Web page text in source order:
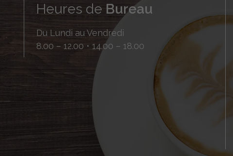
Heures de Bureau
Du Lundi au Vendredi
8.00 – 12.00 • 14.00 – 18.00